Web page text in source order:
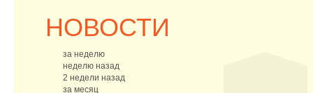
НОВОСТИ
за неделю
неделю назад
2 недели назад
за месяц